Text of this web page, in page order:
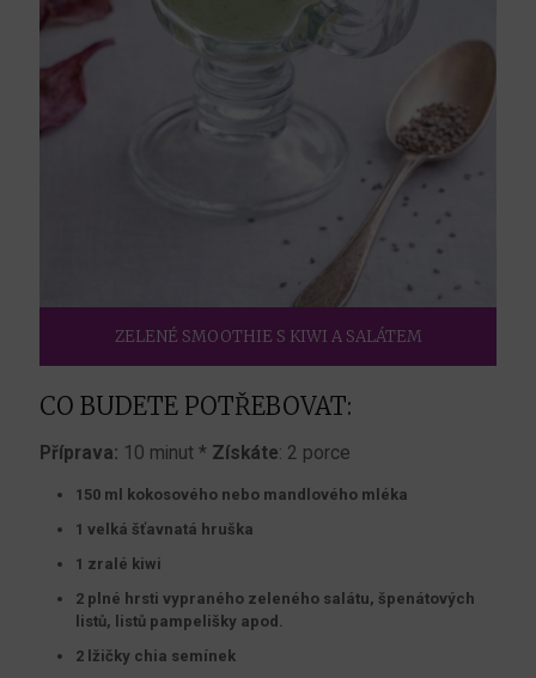
ZELENÉ SMOOTHIE S KIWI A SALÁTEM
CO BUDETE POTŘEBOVAT:
Příprava: 10 minut * Získáte: 2 porce
150 ml kokosového nebo mandlového mléka
1 velká šťavnatá hruška
1 zralé kiwi
2 plné hrsti vypraného zeleného salátu, špenátových
listů, listů pampelišky apod.
2 lžičky chia semínek